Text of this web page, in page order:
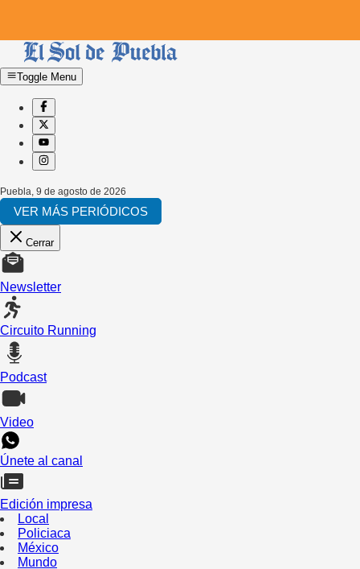
Toggle Menu
Puebla 9 de agosto de 2026
VER MÁS PERIÓDICOS
Cerrar
Newsletter
Circuito Running
Podcast
Video
Únete al canal
Edición impresa
Local
Policiaca
México
Mundo